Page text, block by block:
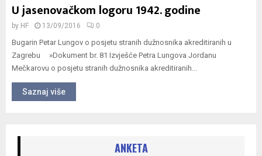
U jasenovačkom logoru 1942. godine
by HF 13/09/2016 0
Bugarin Petar Lungov o posjetu stranih dužnosnika akreditiranih u
Zagrebu »Dokument br. 81 Izvješće Petra Lungova Jordanu
Mečkarovu o posjetu stranih dužnosnika akreditiranih...
Saznaj više
ANKETA